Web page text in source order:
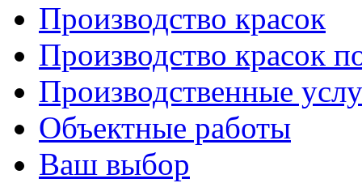
Производство красок
Производство красок
Производственные
Объектные работы
Ваш выбор